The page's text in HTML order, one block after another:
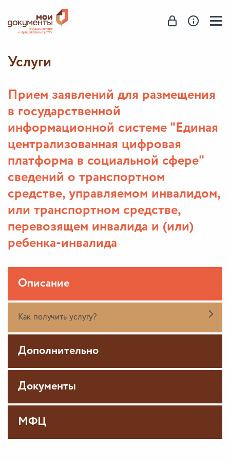
Услуги
Прием заявлений для размещения
в государственной
информационной системе "Единая
централизованная цифровая
платформа в социальной сфере"
сведений о транспортном
средстве, управляемом инвалидом,
или транспортном средстве,
перевозящем инвалида и (или)
ребенка-инвалида
Описание
Как получить услугу?
Дополнительно
Документы
МФЦ